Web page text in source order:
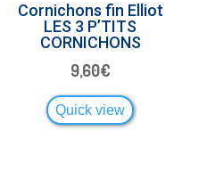
Cornichons fin Elliot
LES 3 P’TITS
CORNICHONS
9,60€
Quick view